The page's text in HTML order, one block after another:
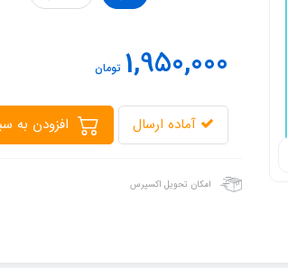
1,950,000 تومان
آماده ارسال
امکان تحویل اکسپرس